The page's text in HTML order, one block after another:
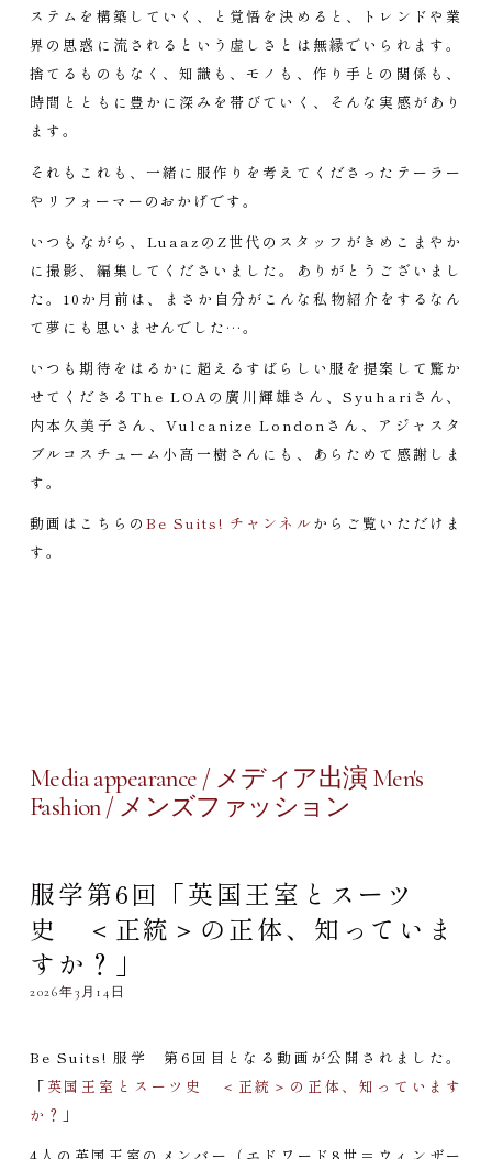
ステムを構築していく、と覚悟を決めると、トレンドや業
界の思惑に流されるという虚しさとは無縁でいられます。
捨てるものもなく、知識も、モノも、作り手との関係も、
時間とともに豊かに深みを帯びていく、そんな実感があり
ます。
それもこれも、一緒に服作りを考えてくださったテーラー
やリフォーマーのおかげです。
いつもながら、LuaazのZ世代のスタッフがきめこまやか
に撮影、編集してくださいました。ありがとうございまし
た。10か月前は、まさか自分がこんな私物紹介をするなん
て夢にも思いませんでした…。
いつも期待をはるかに超えるすばらしい服を提案して驚か
せてくださるThe LOAの廣川輝雄さん、Syuhariさん、
内本久美子さん、Vulcanize Londonさん、アジャスタ
ブルコスチューム小高一樹さんにも、あらためて感謝しま
す。
動画はこちらのBe Suits! チャンネルからご覧いただけま
す。
Media appearance / メディア出演 Men's
Fashion / メンズファッション
服学第6回「英国王室とスーツ
史 ＜正統＞の正体、知っていま
すか？」
2026年3月14日
Be Suits! 服学 第6回目となる動画が公開されました。
「 英国王室とスーツ史 ＜正統＞の正体、知っています
か？ 」